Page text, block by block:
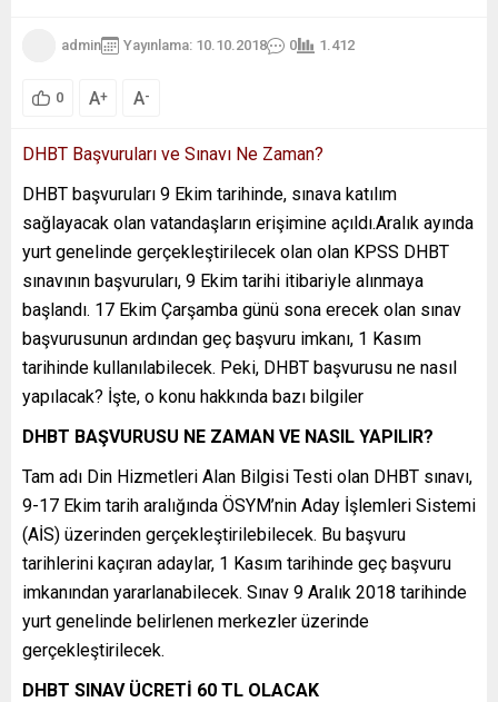
admin Yayınlama: 10.10.2018 0 1.412
0 A+ A-
DHBT Başvuruları ve Sınavı Ne Zaman?
DHBT başvuruları 9 Ekim tarihinde, sınava katılım
sağlayacak olan vatandaşların erişimine açıldı.Aralık ayında
yurt genelinde gerçekleştirilecek olan olan KPSS DHBT
sınavının başvuruları, 9 Ekim tarihi itibariyle alınmaya
başlandı. 17 Ekim Çarşamba günü sona erecek olan sınav
başvurusunun ardından geç başvuru imkanı, 1 Kasım
tarihinde kullanılabilecek. Peki, DHBT başvurusu ne nasıl
yapılacak? İşte, o konu hakkında bazı bilgiler
DHBT BAŞVURUSU NE ZAMAN VE NASIL YAPILIR?
Tam adı Din Hizmetleri Alan Bilgisi Testi olan DHBT sınavı,
9-17 Ekim tarih aralığında ÖSYM’nin Aday İşlemleri Sistemi
(AİS) üzerinden gerçekleştirilebilecek. Bu başvuru
tarihlerini kaçıran adaylar, 1 Kasım tarihinde geç başvuru
imkanından yararlanabilecek. Sınav 9 Aralık 2018 tarihinde
yurt genelinde belirlenen merkezler üzerinde
gerçekleştirilecek.
DHBT SINAV ÜCRETİ 60 TL OLACAK